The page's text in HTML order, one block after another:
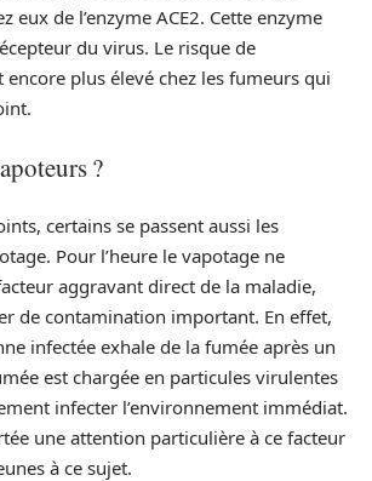
eux de l’enzyme ACE2. Cette enzyme
du virus. Le risque de
plus élevé chez les fumeurs qui
?
certains se passent aussi les
Pour l’heure le vapotage ne
aggravant direct de la maladie,
de contamination important. En effet,
infectée exhale de la fumée après un
est chargée en particules virulentes
infecter l’environnement immédiat.
une attention particulière à ce facteur
à ce sujet.